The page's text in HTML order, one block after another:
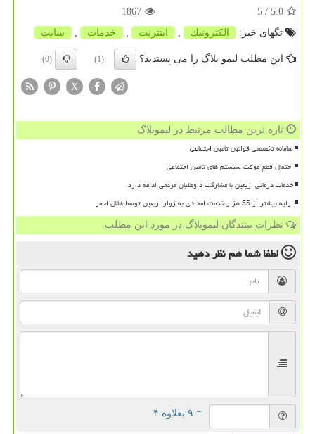
5.0
/ 5
1867
تگهای خبر:
الكترونیك اینترنت خدمات سایت
این مطلب لیمو بلاگ را می پسندید؟ (1)
(0)
X
تازه ترین مطالب مرتبط در لیموبلاگ
سامانه تخصصی قوانین تأمین اجتماعی
احتمال قطع موقت سیستم های تامین اجتماعی
خدمات درمانی اربعین با مشارکت داوطلبان مردمی ادامه دارد
ارایه بیشتر از 55 هزار خدمت امدادی به زوار اربعین توسط هلال احمر
نظرات بینندگان لیموبلاگ در مورد این مطلب
لطفا شما همنظر دهید
= ۹ بعلاوه ۴